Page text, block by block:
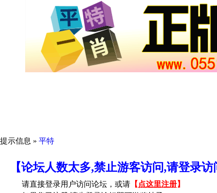
提示信息 » 平特
【论坛人数太多,禁止游客访问,请登录
请直接登录用户访问论坛，或请 【 点这里注册】